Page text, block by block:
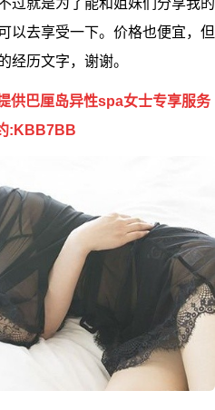
过就是为了能和姐妹们分享我的
以去享受一下。价格也便宜，但
经历文字，谢谢。
供巴厘岛异性spa女士专享服务
:KBB7BB